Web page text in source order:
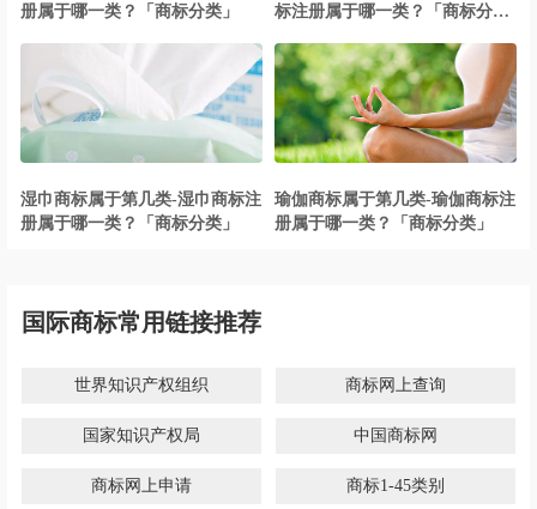
册属于哪一类？「商标分类」
标注册属于哪一类？「商标分
湿巾商标属于第几类-湿巾商标注
册属于哪一类？「商标分类」
瑜伽商标属于第几类-瑜伽商标注
册属于哪一类？「商标分类」
国际商标常用链接推荐
世界知识产权组织 商标网上查询
国家知识产权局 中国商标网
商标网上申请 商标1-45类别